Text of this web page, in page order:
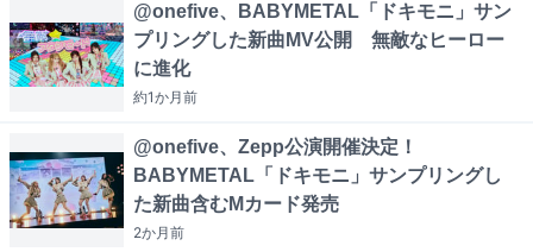
@onefive、BABYMETAL「ドキモニ」サン
プリングした新曲MV公開 無敵なヒーロー
に進化
約1か月前
@onefive、Zepp公演開催決定！
BABYMETAL「ドキモニ」サンプリングし
た新曲含むMカード発売
2か月前